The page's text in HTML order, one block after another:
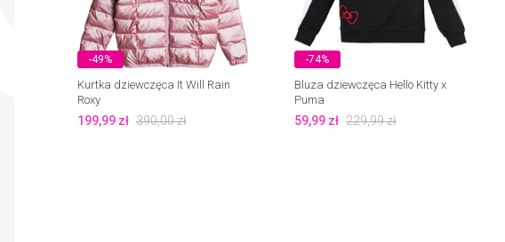
-49%
Kurtka dziewczęca It Will Rain
Roxy
199,99 zł 390,00zł
-74%
Bluza dziewczęca Hello Kitty x
Puma
59,99 zł 229,99zł